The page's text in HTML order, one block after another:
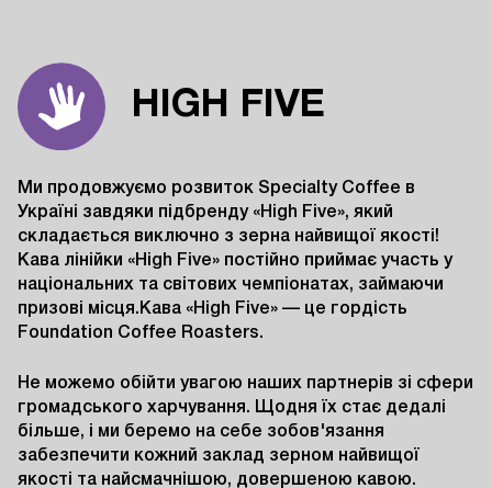
HIGH FIVE
Ми продовжуємо розвиток Specialty Coffee в
Україні завдяки підбренду «High Five», який
складається виключно з зерна найвищої якості!
Кава лінійки «High Five» постійно приймає участь у
національних та світових чемпіонатах, займаючи
призові місця.Кава «High Five» — це гордість
Foundation Coffee Roasters.
Не можемо обійти увагою наших партнерів зі сфери
громадського харчування. Щодня ​​їх стає дедалі
більше, і ми беремо на себе зобов'язання
забезпечити кожний заклад зерном найвищої
якості та найсмачнішою, довершеною кавою.